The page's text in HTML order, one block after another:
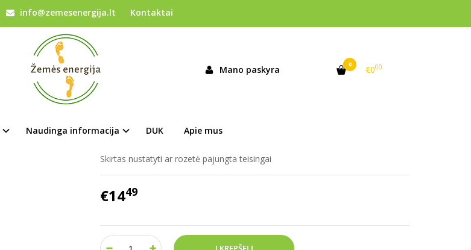
info@zemesenergija.lt Kontaktai
Mano paskyra 0 €000
Naudinga informacija DUK Apie mus
EU tipo rozetės testeris.
Skirtas nustatyti ar rozetė pajungta teisingai
€1449